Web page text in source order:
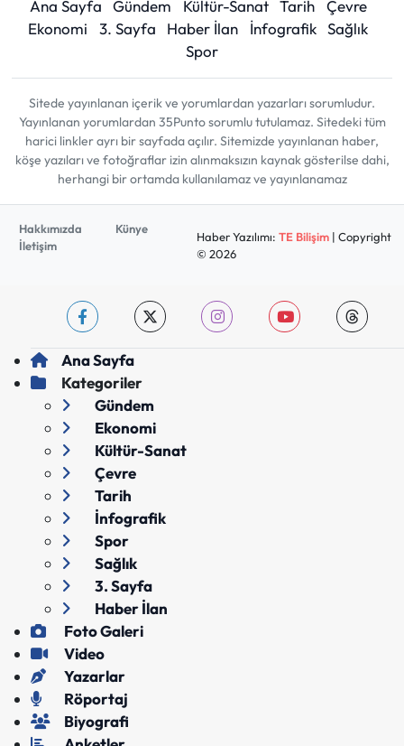
Ana Sayfa Gündem Kültür-Sanat Tarih
Çevre
Ekonomi
3. Sayfa Haber İlan İnfografik Sağlık
Spor
Sitede yayınlanan içerik ve yorumlardan yazarları sorumludur.
Yayınlanan yorumlardan 35Punto sorumlu tutulamaz. Sitedeki tüm
harici linkler ayrı bir sayfada açılır. Sitemizde yayınlanan haber,
köşe yazıları ve fotoğraflar izin alınmaksızın kaynak gösterilse dahi,
herhangi bir ortamda kullanılamaz ve yayınlanamaz
Hakkımızda
Künye
İletişim
Haber Yazılımı: TE Bilişim| Copyright
© 2026
Ana Sayfa
Kategoriler
Gündem
Ekonomi
Kültür-Sanat
Çevre
Tarih
İnfografik
Spor
Sağlık
3. Sayfa
Haber İlan
Foto Galeri
Video
Yazarlar
Röportaj
Biyografi